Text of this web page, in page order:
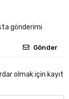
gönderimi
Gönder
olmak için kayıt